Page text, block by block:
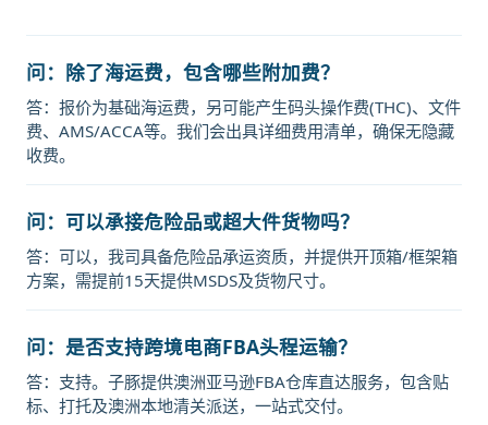
问：除了海运费，包含哪些附加费？
答：报价为基础海运费，另可能产生码头操作费(THC)、文件
费、AMS/ACCA等。我们会出具详细费用清单，确保无隐藏
收费。
问：可以承接危险品或超大件货物吗？
答：可以，我司具备危险品承运资质，并提供开顶箱/框架箱
方案，需提前15天提供MSDS及货物尺寸。
问：是否支持跨境电商FBA头程运输？
答：支持。子豚提供澳洲亚马逊FBA仓库直达服务，包含贴
标、打托及澳洲本地清关派送，一站式交付。